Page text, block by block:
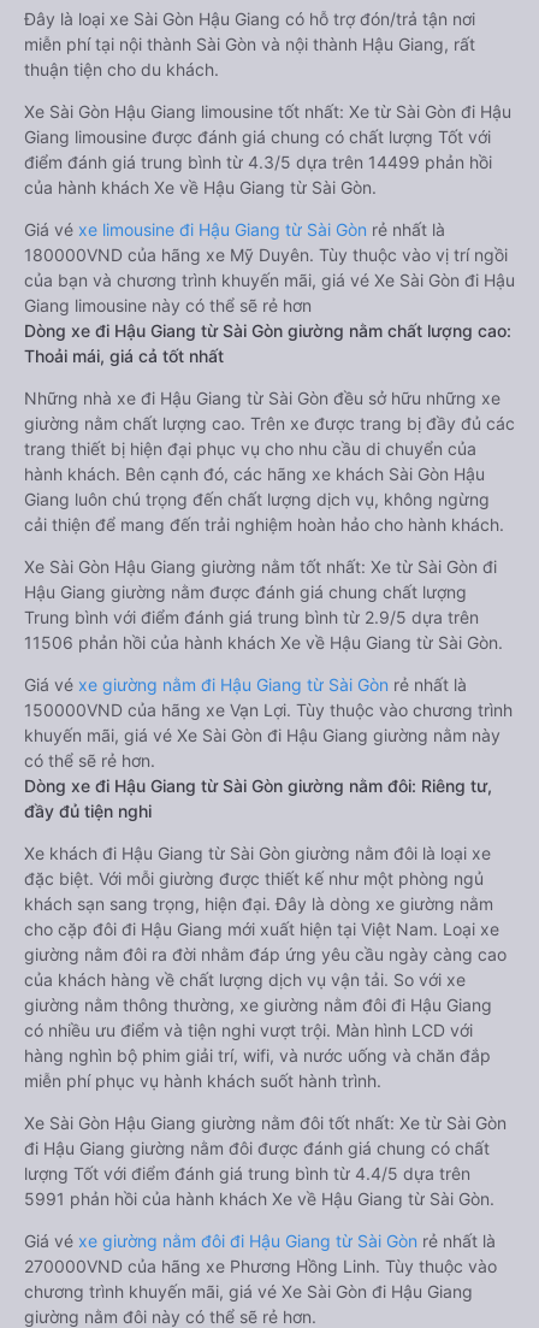
Đây là loại xe Sài Gòn Hậu Giang có hỗ trợ đón/trả tận nơi
miễn phí tại nội thành Sài Gòn và nội thành Hậu Giang, rất
thuận tiện cho du khách.
Xe Sài Gòn Hậu Giang limousine tốt nhất: Xe từ Sài Gòn đi Hậu
Giang limousine được đánh giá chung có chất lượng Tốt với
điểm đánh giá trung bình từ 4.3/5 dựa trên 14499 phản hồi
của hành khách Xe về Hậu Giang từ Sài Gòn.
Giá vé xe limousine đi Hậu Giang từ Sài Gòn rẻ nhất là
180000VND của hãng xe Mỹ Duyên. Tùy thuộc vào vị trí ngồi
của bạn và chương trình khuyến mãi, giá vé Xe Sài Gòn đi Hậu
Giang limousine này có thể sẽ rẻ hơn
Dòng xe đi Hậu Giang từ Sài Gòn giường nằm chất lượng cao:
Thoải mái, giá cả tốt nhất
Những nhà xe đi Hậu Giang từ Sài Gòn đều sở hữu những xe
giường nằm chất lượng cao. Trên xe được trang bị đầy đủ các
trang thiết bị hiện đại phục vụ cho nhu cầu di chuyển của
hành khách. Bên cạnh đó, các hãng xe khách Sài Gòn Hậu
Giang luôn chú trọng đến chất lượng dịch vụ, không ngừng
cải thiện để mang đến trải nghiệm hoàn hảo cho hành khách.
Xe Sài Gòn Hậu Giang giường nằm tốt nhất: Xe từ Sài Gòn đi
Hậu Giang giường nằm được đánh giá chung chất lượng
Trung bình với điểm đánh giá trung bình từ 2.9/5 dựa trên
11506 phản hồi của hành khách Xe về Hậu Giang từ Sài Gòn.
Giá vé xe giường nằm đi Hậu Giang từ Sài Gòn rẻ nhất là
150000VND của hãng xe Vạn Lợi. Tùy thuộc vào chương trình
khuyến mãi, giá vé Xe Sài Gòn đi Hậu Giang giường nằm này
có thể sẽ rẻ hơn.
Dòng xe đi Hậu Giang từ Sài Gòn giường nằm đôi: Riêng tư,
đầy đủ tiện nghi
Xe khách đi Hậu Giang từ Sài Gòn giường nằm đôi là loại xe
đặc biệt. Với mỗi giường được thiết kế như một phòng ngủ
khách sạn sang trọng, hiện đại. Đây là dòng xe giường nằm
cho cặp đôi đi Hậu Giang mới xuất hiện tại Việt Nam. Loại xe
giường nằm đôi ra đời nhằm đáp ứng yêu cầu ngày càng cao
của khách hàng về chất lượng dịch vụ vận tải. So với xe
giường nằm thông thường, xe giường nằm đôi đi Hậu Giang
có nhiều ưu điểm và tiện nghi vượt trội. Màn hình LCD với
hàng nghìn bộ phim giải trí, wifi, và nước uống và chăn đắp
miễn phí phục vụ hành khách suốt hành trình.
Xe Sài Gòn Hậu Giang giường nằm đôi tốt nhất: Xe từ Sài Gòn
đi Hậu Giang giường nằm đôi được đánh giá chung có chất
lượng Tốt với điểm đánh giá trung bình từ 4.4/5 dựa trên
5991 phản hồi của hành khách Xe về Hậu Giang từ Sài Gòn.
Giá vé xe giường nằm đôi đi Hậu Giang từ Sài Gòn rẻ nhất là
270000VND của hãng xe Phương Hồng Linh. Tùy thuộc vào
chương trình khuyến mãi, giá vé Xe Sài Gòn đi Hậu Giang
giường nằm đôi này có thể sẽ rẻ hơn.